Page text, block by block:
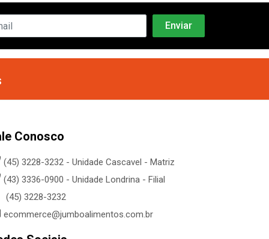
Conosco
(45) 3228-3232 - Unidade Cascavel - Matriz
(43) 3336-0900 - Unidade Londrina - Filial
(45) 3228-3232
ecommerce@jumboalimentos.com.br